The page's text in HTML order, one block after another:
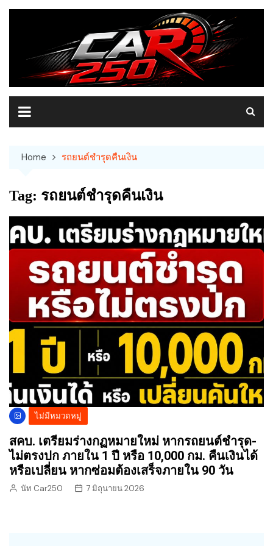
Skip
Home รถยนต์ชำรุดคืนเงิน
Tag: รถยนต์ชำรุดคืนเงิน
ไม่มีหมวดหมู่
สคบ. เตรียมร่างกฏหมายใหม่ หากรถยนต์ชำรุด-
ไม่ตรงปก ภายใน 1 ปี หรือ 10,000 กม. คืนเงินได้
หรือเปลี่ยน หากซ่อมต้องเสร็จภายใน 90 วัน
นัท Car250 7 มิถุนายน 2026